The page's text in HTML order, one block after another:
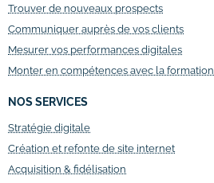
Trouver de nouveaux prospects
Communiquer auprès de vos clients
Mesurer vos performances digitales
Monter en compétences avec la formation
NOS SERVICES
Stratégie digitale
Création et refonte de site internet
Acquisition & fidélisation